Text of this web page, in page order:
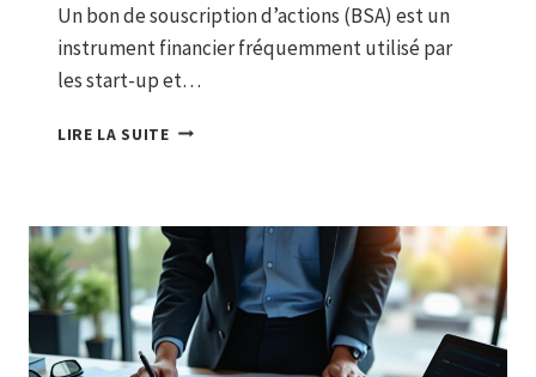
Un bon de souscription d’actions (BSA) est un
instrument financier fréquemment utilisé par
les start-up et…
LIRE LA SUITEBSA
AVANTAGES
ET
INCONVÉNIENTS
DES
BONS
DE